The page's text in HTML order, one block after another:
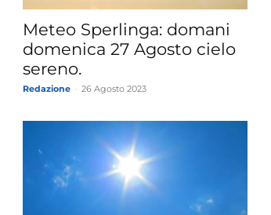
Sicily.it
Meteo Sperlinga: domani
domenica 27 Agosto cielo
sereno.
Redazione 26 Agosto 2023